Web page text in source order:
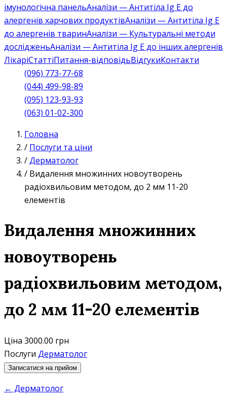
імунологічна панельАналізи — Антитіла Ig E до
алергенів харчових продуктівАналізи — Антитіла Ig E
до алергенів тваринАналізи — Культуральні методи
дослідженьАналізи — Антитіла Ig E до інших алергенів
ЛікаріСтаттіПитання-відповідьВідгукиКонтакти
(096) 773-77-68
(044) 499-98-89
(095) 123-93-93
(063) 01-02-300
Головна
/ Послуги та ціни
/Дерматолог
/ Видалення множинних новоутворень
радіохвильовим методом, до 2 мм 11-20
елементів
Видалення множинних
новоутворень
радіохвильовим методом,
до 2 мм 11-20 елементів
Ціна 3000.00 грн
Послуги Дерматолог
Записатися на прийом
← Дерматолог